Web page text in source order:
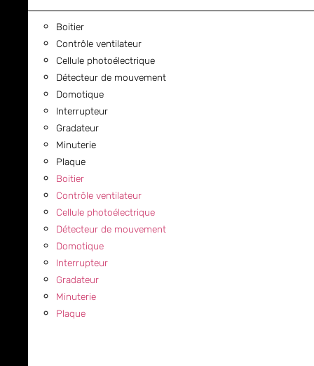
Boitier
Contrôle ventilateur
Cellule photoélectrique
Détecteur de mouvement
Domotique
Interrupteur
Gradateur
Minuterie
Plaque
Boitier
Contrôle ventilateur
Cellule photoélectrique
Détecteur de mouvement
Domotique
Interrupteur
Gradateur
Minuterie
Plaque